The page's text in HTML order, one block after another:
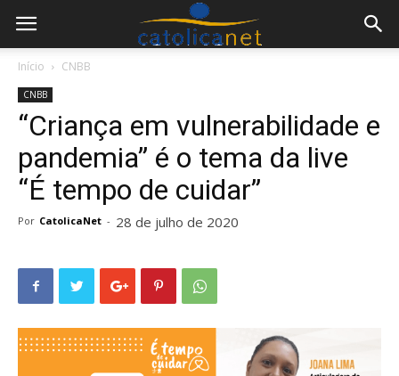
Início CNBB
CNBB
“Criança em vulnerabilidade e
pandemia” é o tema da live
“É tempo de cuidar”
Por CatolicaNet - 28 de julho de 2020